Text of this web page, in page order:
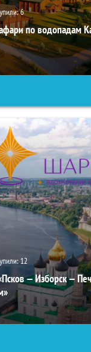
6
по водопадам
12
— Изборск —